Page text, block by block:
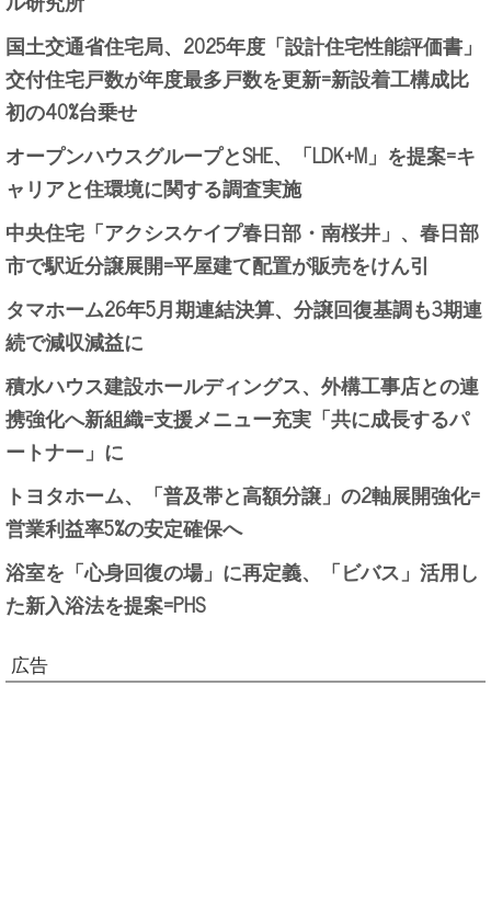
国土交通省住宅局、2025年度「設計住宅性能評価書」
交付住宅戸数が年度最多戸数を更新=新設着工構成比
初の40%台乗せ
オープンハウスグループとSHE、「LDK+M」を提案=キ
ャリアと住環境に関する調査実施
中央住宅「アクシスケイプ春日部・南桜井」、春日部
市で駅近分譲展開=平屋建て配置が販売をけん引
タマホーム26年5月期連結決算、分譲回復基調も3期連
続で減収減益に
積水ハウス建設ホールディングス、外構工事店との連
携強化へ新組織=支援メニュー充実「共に成長するパ
ートナー」に
トヨタホーム、「普及帯と高額分譲」の2軸展開強化=
営業利益率5%の安定確保へ
浴室を「心身回復の場」に再定義、「ビバス」活用し
た新入浴法を提案=PHS
広告